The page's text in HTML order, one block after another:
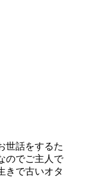
世話をするた
のでご主人で
きで古いオタ